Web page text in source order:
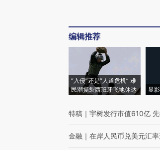
编辑推荐
“入侵”还是“人道危机” 难
民潮撕裂西班牙飞地休达
显
特稿 ｜ 宇树发行市值610亿
金融 ｜ 在岸人民币兑美元汇